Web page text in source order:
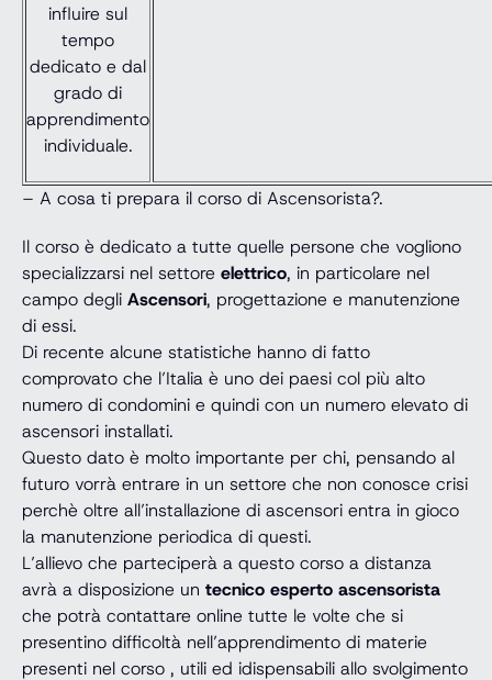
influire sul
tempo
dedicato e dal
grado di
apprendimento
individuale.
– A cosa ti prepara il corso di Ascensorista?.
Il corso è dedicato a tutte quelle persone che vogliono
specializzarsi nel settore elettrico, in particolare nel
campo degli Ascensori, progettazione e manutenzione
di essi.
Di recente alcune statistiche hanno di fatto
comprovato che l’Italia è uno dei paesi col più alto
numero di condomini e quindi con un numero elevato di
ascensori installati.
Questo dato è molto importante per chi, pensando al
futuro vorrà entrare in un settore che non conosce crisi
perchè oltre all’installazione di ascensori entra in gioco
la manutenzione periodica di questi.
L’allievo che parteciperà a questo corso a distanza
avrà a disposizione un tecnico esperto ascensorista
che potrà contattare online tutte le volte che si
presentino difficoltà nell’apprendimento di materie
presenti nel corso , utili ed idispensabili allo svolgimento